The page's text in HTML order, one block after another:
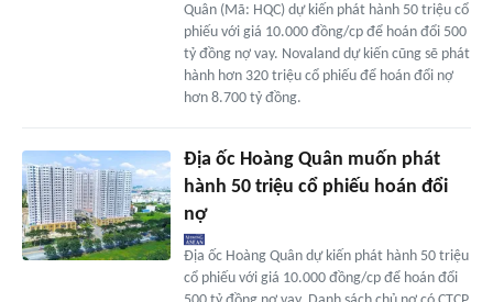
Quân (Mã: HQC) dự kiến phát hành 50 triệu cổ
phiếu với giá 10.000 đồng/cp để hoán đổi 500
tỷ đồng nợ vay. Novaland dự kiến cũng sẽ phát
hành hơn 320 triệu cổ phiếu để hoán đổi nợ
hơn 8.700 tỷ đồng.
Địa ốc Hoàng Quân muốn phát
hành 50 triệu cổ phiếu hoán đổi
nợ
Địa ốc Hoàng Quân dự kiến phát hành 50 triệu
cổ phiếu với giá 10.000 đồng/cp để hoán đổi